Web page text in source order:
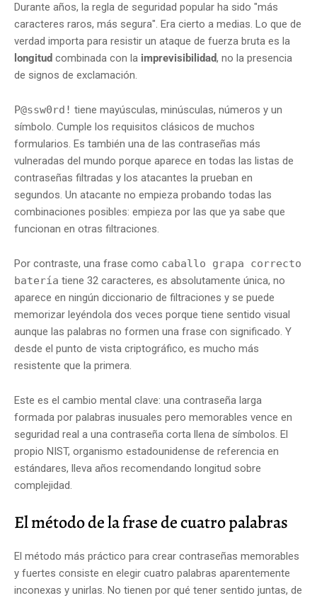
Durante años, la regla de seguridad popular ha sido "más
caracteres raros, más segura". Era cierto a medias. Lo que de
verdad importa para resistir un ataque de fuerza bruta es la
longitud combinada con la imprevisibilidad, no la presencia
de signos de exclamación.
P@ssw0rd! tiene mayúsculas, minúsculas, números y un
símbolo. Cumple los requisitos clásicos de muchos
formularios. Es también una de las contraseñas más
vulneradas del mundo porque aparece en todas las listas de
contraseñas filtradas y los atacantes la prueban en
segundos. Un atacante no empieza probando todas las
combinaciones posibles: empieza por las que ya sabe que
funcionan en otras filtraciones.
Por contraste, una frase como caballo grapa correcto
batería tiene 32 caracteres, es absolutamente única, no
aparece en ningún diccionario de filtraciones y se puede
memorizar leyéndola dos veces porque tiene sentido visual
aunque las palabras no formen una frase con significado. Y
desde el punto de vista criptográfico, es mucho más
resistente que la primera.
Este es el cambio mental clave: una contraseña larga
formada por palabras inusuales pero memorables vence en
seguridad real a una contraseña corta llena de símbolos. El
propio NIST, organismo estadounidense de referencia en
estándares, lleva años recomendando longitud sobre
complejidad.
El método de la frase de cuatro palabras
El método más práctico para crear contraseñas memorables
y fuertes consiste en elegir cuatro palabras aparentemente
inconexas y unirlas. No tienen por qué tener sentido juntas, de